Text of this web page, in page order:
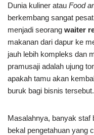
Dunia kuliner atau Food
berkembang sangat
menjadi seorang waiter
makanan dari dapur ke
jauh lebih kompleks dan
pramusaji adalah ujung
apakah tamu akan
buruk bagi bisnis tersebut.
Masalahnya, banyak staf
bekal pengetahuan yang